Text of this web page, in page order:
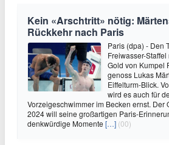
Kein «Arschtritt» nötig:
Rückkehr nach Paris
Paris (dpa) - Den
Freiwasser-
Gold von Kumpel
genoss Lukas
Eiffelturm-Blick.
wird es auch für
Vorzeigeschwimmer im Becken ernst. Der
2024 will seine großartigen Paris-
denkwürdige Momente […] (00)